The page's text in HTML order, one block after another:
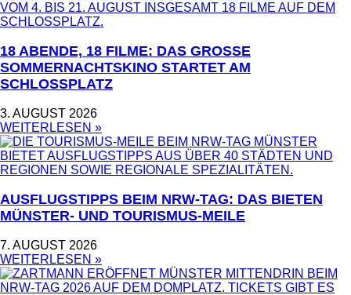
18 ABENDE, 18 FILME: DAS GROSSE S
OMMERNACHTSKINO STARTET AM S
CHLOSSPLATZ
3. AUGUST 2026
WEITERLESEN »
AUSFLUGSTIPPS BEIM NRW-TAG: DAS BIETEN
MÜNSTER- UND TOURISMUS-MEILE
7. AUGUST 2026
WEITERLESEN »